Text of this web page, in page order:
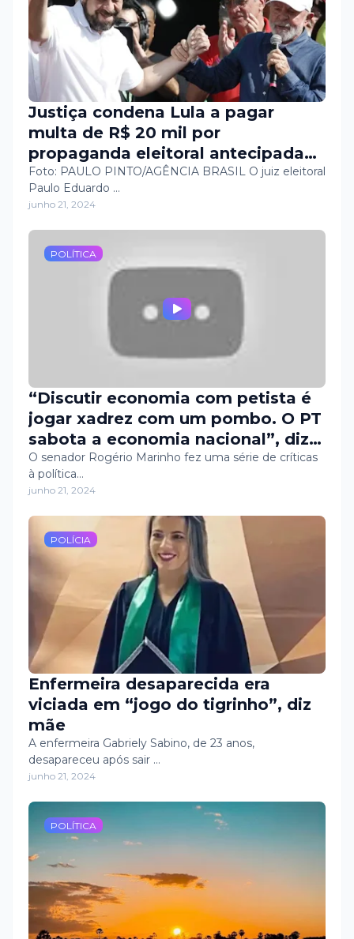
Justiça condena Lula a pagar
multa de R$ 20 mil por
propaganda eleitoral antecipada
após pedido de voto a Boulos
Foto: PAULO PINTO/AGÊNCIA BRASIL O juiz eleitoral
Paulo Eduardo …
junho 21, 2024
POLÍTICA
“Discutir economia com petista é
jogar xadrez com um pombo. O PT
sabota a economia nacional”, diz
Rogério Marinho
O senador Rogério Marinho fez uma série de críticas
à política…
junho 21, 2024
POLÍCIA
Enfermeira desaparecida era
viciada em “jogo do tigrinho”, diz
mãe
A enfermeira Gabriely Sabino, de 23 anos,
desapareceu após sair …
junho 21, 2024
POLÍTICA